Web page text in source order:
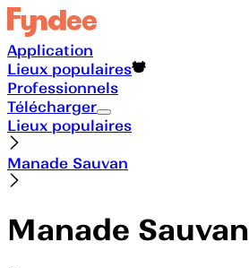
Application
Lieux populaires
Professionnels
Télécharger
Lieux populaires
Manade Sauvan
Manade Sauvan